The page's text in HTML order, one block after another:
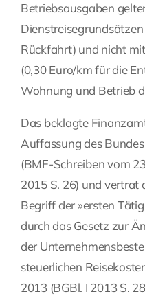
Betriebsausgaben
Rückfahrt) und nicht
(0,30 Euro/km für die
Wohnung und Betrieb
Das beklagte
Auffassung des
(BMF-Schreiben vom
2015 S. 26) und vertrat
Begriff der »ersten
durch das Gesetz zur
der
steuerlichen
2013 (BGBl. I 2013 S.